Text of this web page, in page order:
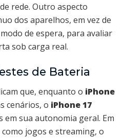
rede. Outro aspecto
dos aparelhos, em vez de
de espera, para avaliar
sob carga real.
de Bateria
que, enquanto o iPhone
cenários, o iPhone 17
sua autonomia geral. Em
jogos e streaming, o